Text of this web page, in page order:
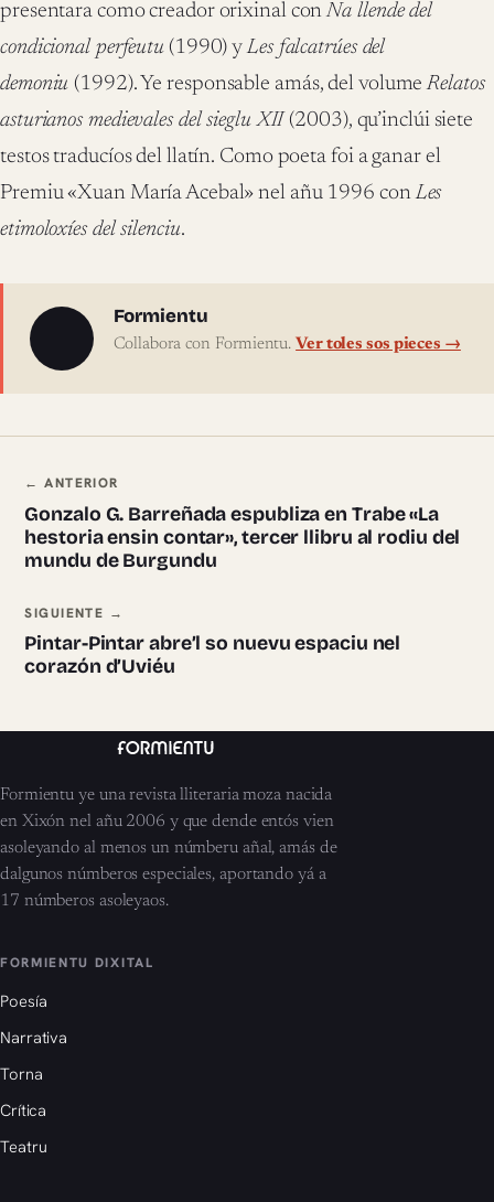
presentara como creador orixinal conNa llende del
condicional perfeutu (1990) yLes falcatrúes del
demoniu (1992). Ye responsable amás, del volumeRelatos
asturianos medievales del sieglu XII (2003), qu’inclúi siete
testos traducíos del llatín. Como poeta foi a ganar el
Premiu «Xuan María Acebal» nel añu 1996 conLes
etimoloxíes del silenciu.
Sobre l'autor
Formientu
Collabora con Formientu. Ver toles sos pieces →
Navegación ente pieces
← ANTERIOR
Gonzalo G. Barreñada espubliza en Trabe «La
hestoria ensin contar», tercer llibru al rodiu del
mundu de Burgundu
SIGUIENTE →
Pintar-Pintar abre’l so nuevu espaciu nel
corazón d’Uviéu
Formientu ye una revista lliteraria moza nacida
en Xixón nel añu 2006 y que dende entós vien
asoleyando al menos un númberu añal, amás de
dalgunos númberos especiales, aportando yá a
17 númberos asoleyaos.
FORMIENTU DIXITAL
Poesía
Narrativa
Torna
Crítica
Teatru